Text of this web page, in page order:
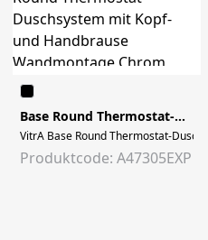
mit Kopf-, Handbrause und
Base Round Thermostat-Duschsystem 30,8 x 57,9 x 124 cm Chrom
VitrA Base Round Thermostat-
Produktcode: A47305EXP